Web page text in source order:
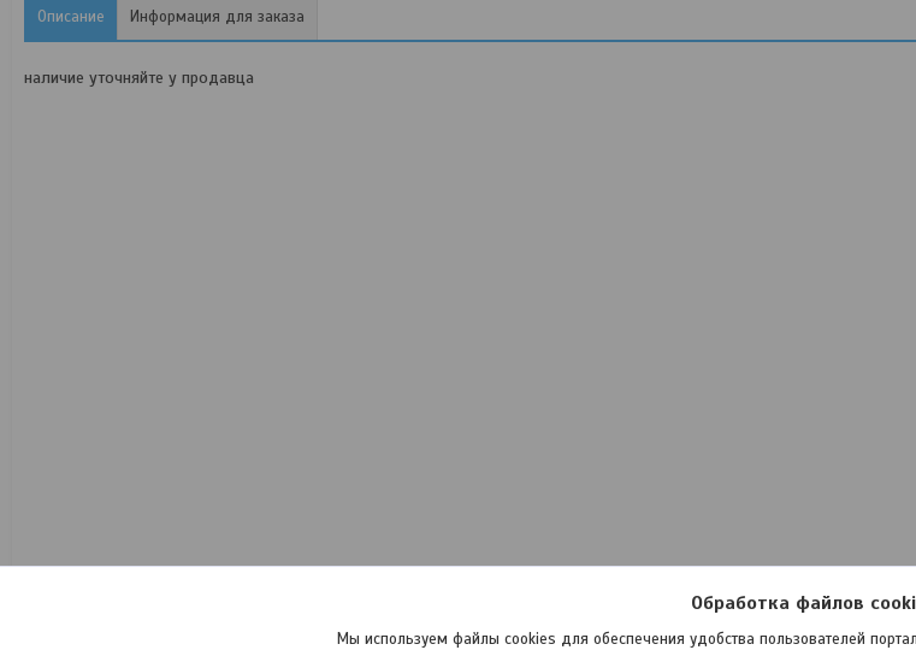
Описание Информация для заказа
наличие уточняйте у продавца
Обработка файлов
Мы используем файлы cookies для обеспечения удобства пользователей